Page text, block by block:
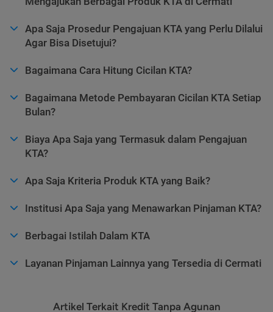
Apa Saja Prosedur Pengajuan KTA yang Perlu Dilalui
Agar Bisa Disetujui?
Bagaimana Cara Hitung Cicilan KTA?
Bagaimana Metode Pembayaran Cicilan KTA Setiap
Bulan?
Biaya Apa Saja yang Termasuk dalam Pengajuan
KTA?
Apa Saja Kriteria Produk KTA yang Baik?
Institusi Apa Saja yang Menawarkan Pinjaman KTA?
Berbagai Istilah Dalam KTA
Layanan Pinjaman Lainnya yang Tersedia di Cermati
Artikel Terkait Kredit Tanpa Agunan